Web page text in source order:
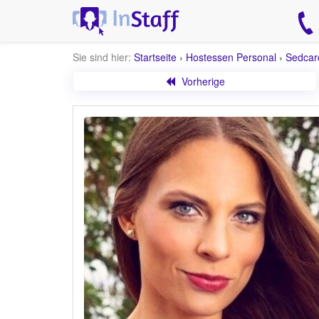
Sie sind hier: Startseite › Hostessen Personal ›
Vorherige